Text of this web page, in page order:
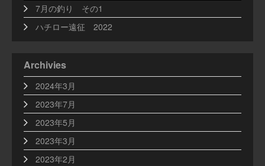
7月の釣り その1
ハチロー遠征 2022
Archivies
2024年3月
2023年7月
2023年5月
2023年3月
2023年2月